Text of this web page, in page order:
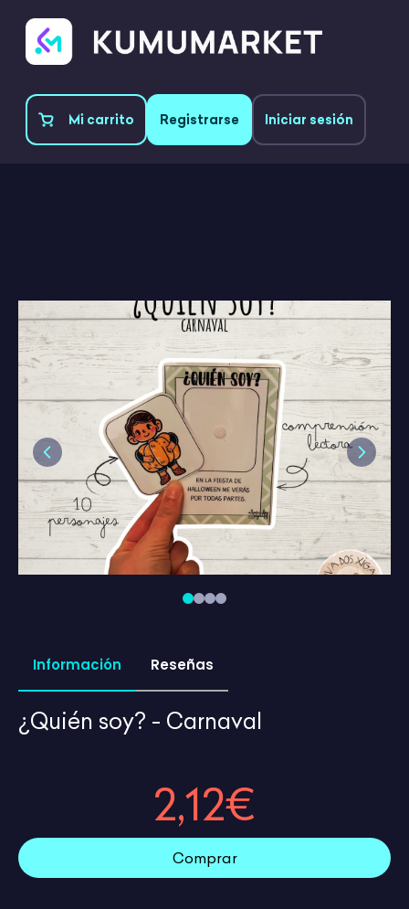
Mi carrito Registrarse Iniciar sesión
Previous Next
Información Reseñas
¿Quién soy? - Carnaval
2,12€
Comprar